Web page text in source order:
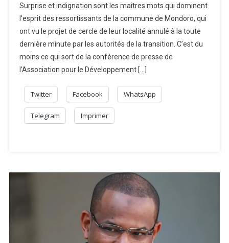
Surprise et indignation sont les maîtres mots qui dominent
l’esprit des ressortissants de la commune de Mondoro, qui
ont vu le projet de cercle de leur localité annulé à la toute
dernière minute par les autorités de la transition. C’est du
moins ce qui sort de la conférence de presse de
l’Association pour le Développement […]
Twitter Facebook WhatsApp
Telegram Imprimer